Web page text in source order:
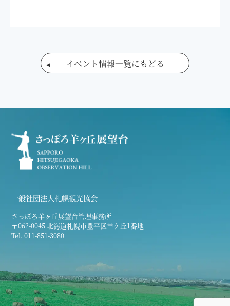
イベント情報一覧にもどる
一般社団法人札幌観光協会
さっぽろ羊ヶ丘展望台管理事務所
〒062-0045 北海道札幌市豊平区羊ケ丘1番地
Tel. 011-851-3080